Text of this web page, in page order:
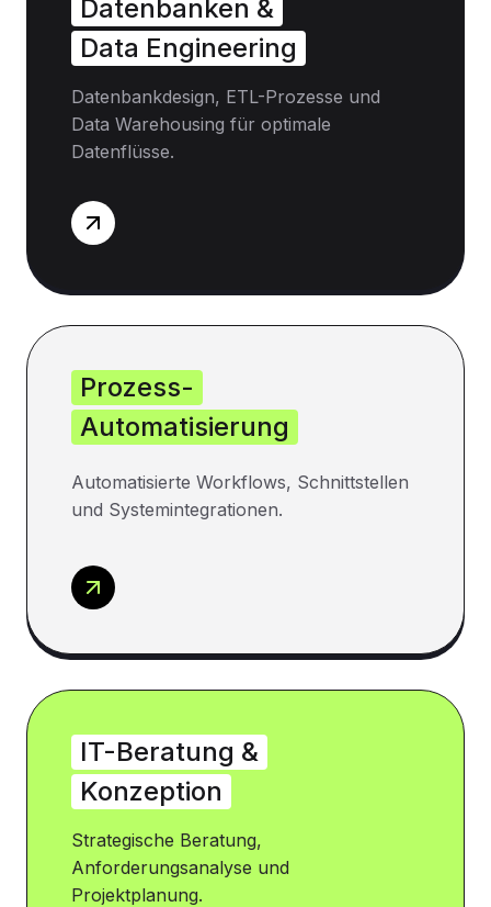
Datenbanken &
Data Engineering
Datenbankdesign, ETL-Prozesse und
Data Warehousing für optimale
Datenflüsse.
Prozess-
Automatisierung
Automatisierte Workflows, Schnittstellen
und Systemintegrationen.
IT-Beratung &
Konzeption
Strategische Beratung,
Anforderungsanalyse und
Projektplanung.